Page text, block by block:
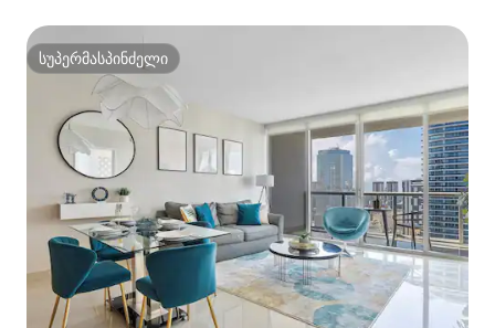
სუპერმასპინძელი
სუპერმასპინძელი